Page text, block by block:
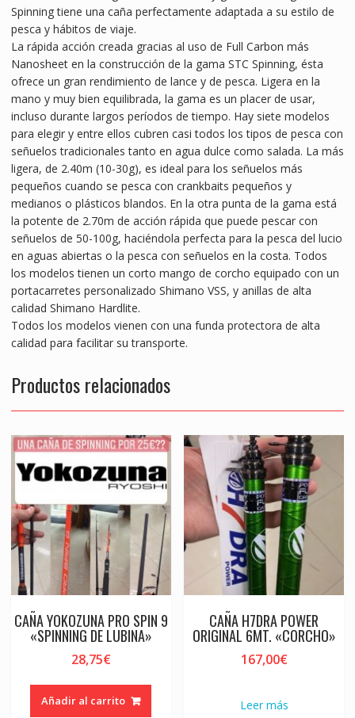
Spinning tiene una caña perfectamente adaptada a su estilo de
pesca y hábitos de viaje.
La rápida acción creada gracias al uso de Full Carbon más
Nanosheet en la construcción de la gama STC Spinning, ésta
ofrece un gran rendimiento de lance y de pesca. Ligera en la
mano y muy bien equilibrada, la gama es un placer de usar,
incluso durante largos períodos de tiempo. Hay siete modelos
para elegir y entre ellos cubren casi todos los tipos de pesca con
señuelos tradicionales tanto en agua dulce como salada. La más
ligera, de 2.40m (10-30g), es ideal para los señuelos más
pequeños cuando se pesca con crankbaits pequeños y
medianos o plásticos blandos. En la otra punta de la gama está
la potente de 2.70m de acción rápida que puede pescar con
señuelos de 50-100g, haciéndola perfecta para la pesca del lucio
en aguas abiertas o la pesca con señuelos en la costa. Todos
los modelos tienen un corto mango de corcho equipado con un
portacarretes personalizado Shimano VSS, y anillas de alta
calidad Shimano Hardlite.
Todos los modelos vienen con una funda protectora de alta
calidad para facilitar su transporte.
Productos relacionados
CAÑA YOKOZUNA PRO SPIN 9
«SPINNING DE LUBINA»
28,75€
Añadir al carrito
CAÑA H7DRA POWER
ORIGINAL 6MT. «CORCHO»
167,00€
Leer más